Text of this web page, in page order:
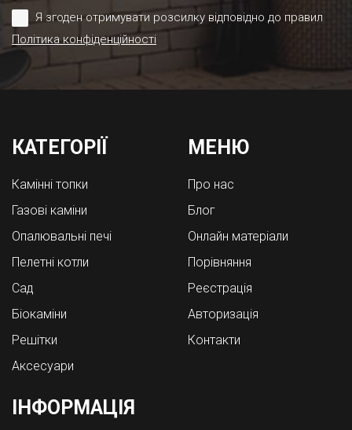
Я згоден отримувати розсилку відповідно до правил
Політика конфіденційності
КАТЕГОРІЇ
Камінні топки
Газові каміни
Опалювальні печі
Пелетні котли
Cад
Біокаміни
Решітки
Аксесуари
МЕНЮ
Про нас
Блог
Онлайн матеріали
Порівняння
Реєстрація
Авторизація
Контакти
ІНФОРМАЦІЯ